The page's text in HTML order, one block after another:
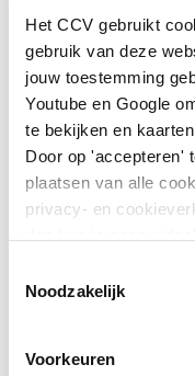
Het CCV gebruikt
gebruik van deze
jouw toestemming
Youtube en Google
te bekijken en
Door op 'accepteren'
plaatsen van alle
privacy- en
Noodzakelijk
Voorkeuren
Bron:Het Parool
moeten in
westers
veiligheid en
kijken’
zwaarder
kunnen
voor
Zweden wil
tieners die
misdrijven
zwaarder
kunnen daar
van…